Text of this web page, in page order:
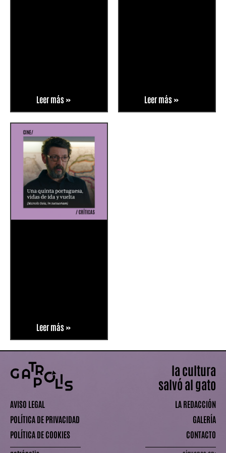
Leer más » Leer más »
Leer más »
AVISO LEGAL
POLÍTICA DE PRIVACIDAD
POLÍTICA DE COOKIES
la cultura
salvó al gato
LA REDACCIÓN
GALERÍA
CONTACTO